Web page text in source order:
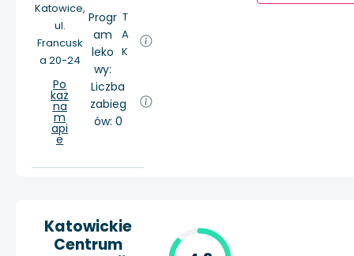
Katowice,
ul.
Francusk
a 20-24
Po
każ
na
m
api
e
Progr
am
leko
wy:
T
A
K
Liczba
zabieg
ów: 0
Katowickie
Centrum